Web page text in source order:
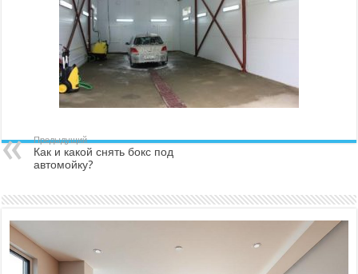
Предыдущий
Как и какой снять бокс под
автомойку?